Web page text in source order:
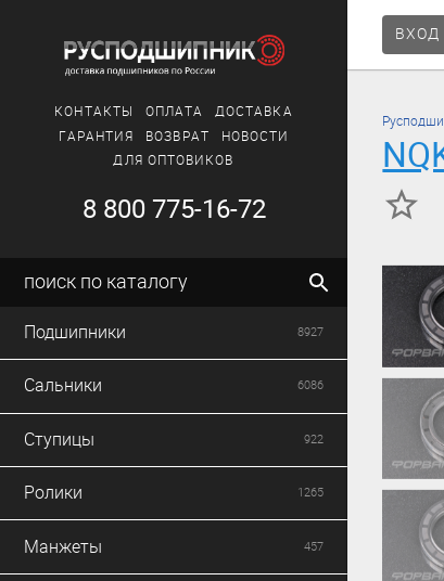
ВХОД
КОНТАКТЫ ОПЛАТА
ДОСТАВКА
ГАРАНТИЯ
ВОЗВРАТ
НОВОСТИ
ДЛЯ ОПТОВИКОВ
8 800 775-16-72
поиск по каталогу
Подшипники 8927
Сальники 6086
Ступицы 922
Ролики 1265
Манжеты 457